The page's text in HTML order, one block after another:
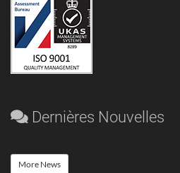
Dernières Nouvelles
More News